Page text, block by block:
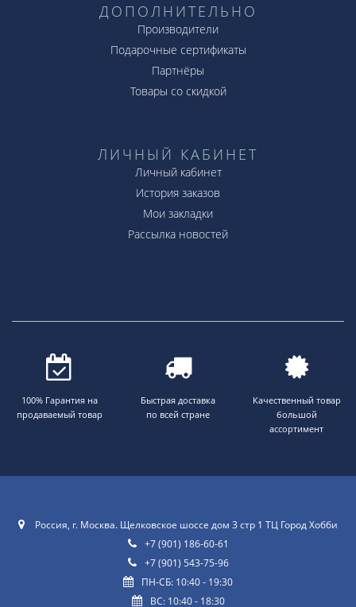
ДОПОЛНИТЕЛЬНО
Производители
Подарочные сертификаты
Партнёры
Товары со скидкой
ЛИЧНЫЙ КАБИНЕТ
Личный кабинет
История заказов
Мои закладки
Рассылка новостей
100% Гарантия на
продаваемый товар
Быстрая доставка
по всей стране
Качественный товар
большой
ассортимент
Россия, г. Москва. Щелковское шоссе дом 3 стр 1 ТЦ Город Хобби
+7 (901) 186-60-61
+7 (901) 543-75-96
ПН-СБ: 10:40 - 19:30
ВС: 10:40 - 18:30